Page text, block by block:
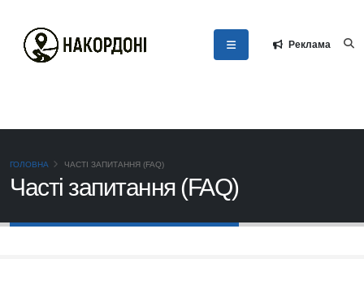
Реклама
Часті запитання (FAQ)
ГОЛОВНА ЧАСТІ ЗАПИТАННЯ (FAQ)